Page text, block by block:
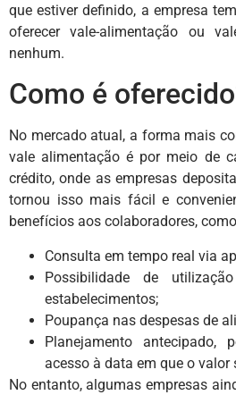
que estiver definido, a empresa
oferecer vale-alimentação ou
nenhum.
Como é
No mercado atual, a forma mais
vale alimentação é por meio de
crédito, onde as empresas
tornou isso mais fácil e
benefícios aos colaboradores,
Consulta em tempo real via
Possibilidade de
estabelecimentos;
Poupança nas despesas de
Planejamento
acesso à data em que o valor
No entanto, algumas empresas